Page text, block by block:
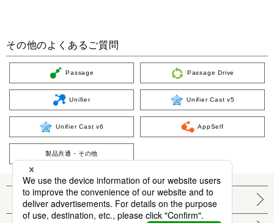
その他のよくあるご質問
Passage Passage Drive
Unifier Unifier Cast v5
Unifier Cast v6 AppSelf
製品共通・その他
個人情報保護方針